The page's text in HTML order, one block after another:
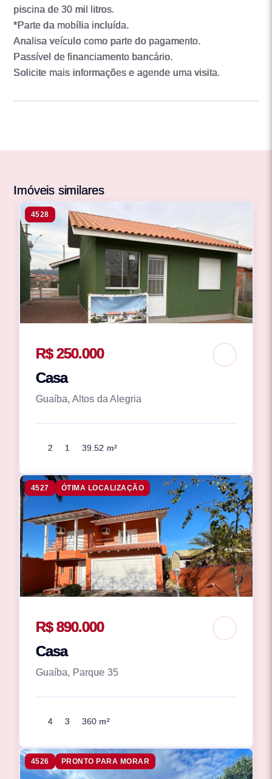
piscina de 30 mil litros.
*Parte da mobília incluída.
Analisa veículo como parte do pagamento.
Passível de financiamento bancário.
Solicite mais informações e agende uma visita.
Imóveis similares
4528
R$ 250.000
Casa
Guaíba, Altos da Alegria
2 1 39.52 m²
4527 ÓTIMA LOCALIZAÇÃO
R$ 890.000
Casa
Guaíba, Parque 35
4 3 360 m²
4526 PRONTO PARA MORAR